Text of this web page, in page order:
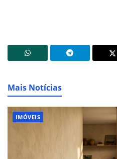
Mais Notícias
IMÓVEIS